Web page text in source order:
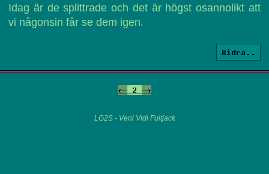
Idag är de splittrade och det är högst osannolikt att
vi någonsin får se dem igen.
Bidra..
<- 2 ->
LG2S - Veni Vidi Fultjack